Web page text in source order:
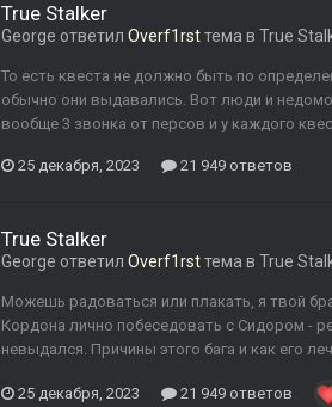
True Stalker
George ответил Overf1rstтема в True
То есть квеста не должно быть по
обычно они выдавались. Вот люди и
вообще 3 звонка от персов и у каждого
25 декабря, 2023 21 949 ответов
True Stalker
George ответил Overf1rstтема в True
Можешь радоваться или плакать, я твой
Кордона лично побеседовать с Сидором -
невыдался. Причины этого бага и как его
25 декабря, 2023 21 949 ответов